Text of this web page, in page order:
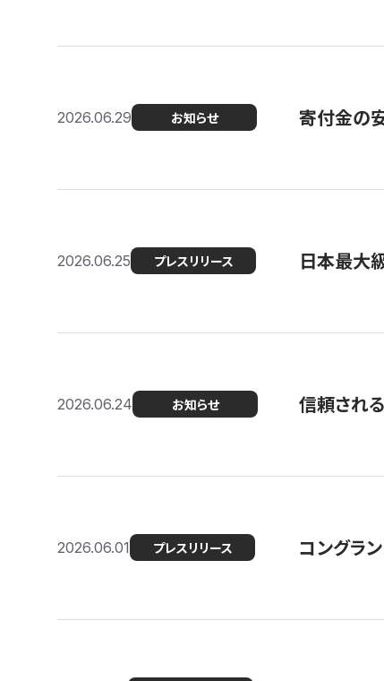
2026.06.29 お知らせ 寄付金の
2026.06.25 プレスリリース 日本最大
2026.06.24 お知らせ 信頼され
2026.06.01 プレスリリース コングラ